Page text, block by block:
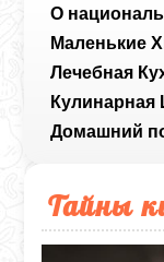
О
Маленькие
Лечебная
Кулинарная
Домашний
Тайны